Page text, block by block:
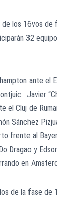
los 16vos de
32
ante el
Javier
el Cluj de
Sánchez
frente al
Dragao y
en
de la fase de